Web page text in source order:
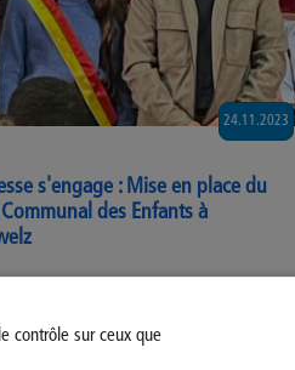
contrôle sur ceux que
s'engage : Mise en place du
des Enfants à
24.11.2023